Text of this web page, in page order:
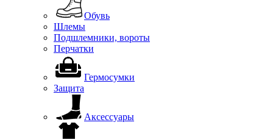
Обувь
Шлемы
Подшлемники, вороты
Перчатки
Гермосумки
Защита
Аксессуары